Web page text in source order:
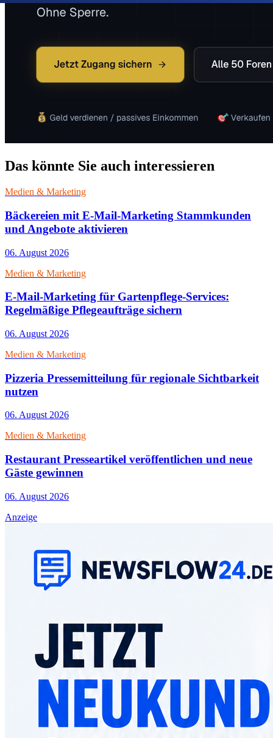
Das könnte Sie auch interessieren
Medien & Marketing
Bäckereien mit E-Mail-Marketing Stammkunden
und Angebote aktivieren
06. August 2026
Medien & Marketing
E-Mail-Marketing für Gartenpflege-Services:
Regelmäßige Pflegeaufträge sichern
06. August 2026
Medien & Marketing
Pizzeria Pressemitteilung für regionale Sichtbarkeit
nutzen
06. August 2026
Medien & Marketing
Restaurant Presseartikel veröffentlichen und neue
Gäste gewinnen
06. August 2026
Anzeige